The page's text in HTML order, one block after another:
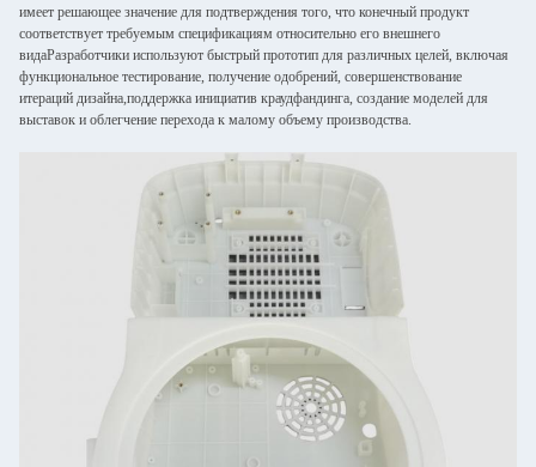
имеет решающее значение для подтверждения того, что конечный продукт
соответствует требуемым спецификациям относительно его внешнего
видаРазработчики используют быстрый прототип для различных целей, включая
функциональное тестирование, получение одобрений, совершенствование
итераций дизайна,поддержка инициатив краудфандинга, создание моделей для
выставок и облегчение перехода к малому объему производства.